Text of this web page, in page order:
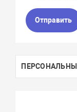
Отправить